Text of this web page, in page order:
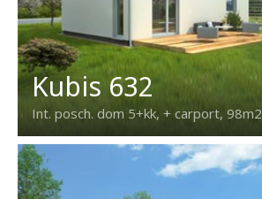
Kubis 632
Int. posch. dom 5+kk, + carport, 98m2